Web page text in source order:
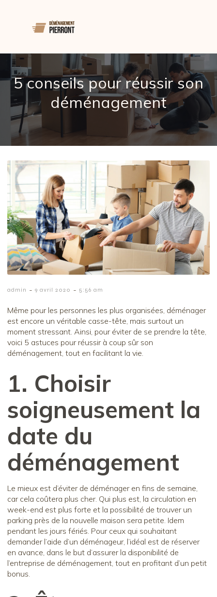
5 conseils pour réussir son
déménagement
admin - 9 avril 2020 - 5:56 am
Même pour les personnes les plus organisées, déménager
est encore un véritable casse-tête, mais surtout un
moment stressant. Ainsi, pour éviter de se prendre la tête,
voici 5 astuces pour réussir à coup sûr son
déménagement, tout en facilitant la vie.
1. Choisir
soigneusement la
date du
déménagement
Le mieux est d’éviter de déménager en fins de semaine,
car cela coûtera plus cher. Qui plus est, la circulation en
week-end est plus forte et la possibilité de trouver un
parking près de la nouvelle maison sera petite. Idem
pendant les jours fériés. Pour ceux qui souhaitant
demander l’aide d’un déménageur, l’idéal est de réserver
en avance, dans le but d’assurer la disponibilité de
l’entreprise de déménagement, tout en profitant d’un petit
bonus.